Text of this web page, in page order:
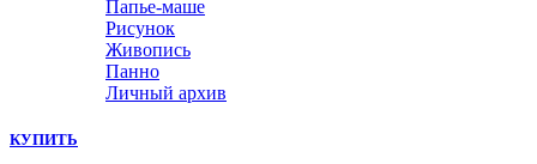
Папье-маше
Рисунок
Живопись
Панно
Личный архив
КУПИТЬ